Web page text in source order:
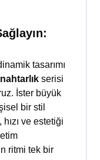
tasarımı
serisi
İster büyük
bir stil
ve estetiği
ritmi tek bir